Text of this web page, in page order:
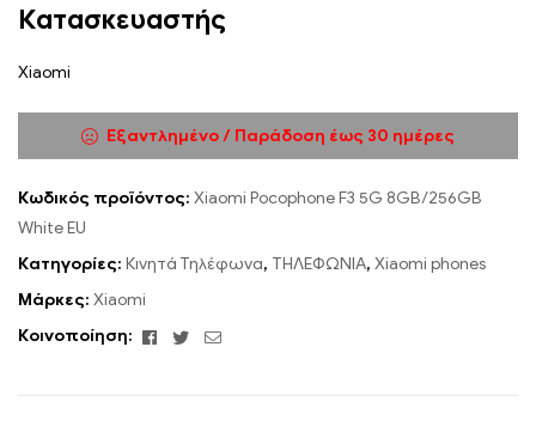
Κατασκευαστής
Xiaomi
Εξαντλημένο / Παράδοση έως 30 ημέρες
Κωδικός προϊόντος: Xiaomi Pocophone F3 5G 8GB/256GB
White EU
Κατηγορίες: Κινητά Τηλέφωνα, ΤΗΛΕΦΩΝΙΑ, Xiaomi phones
Μάρκες: Xiaomi
Κοινοποίηση:
Facebook
TwitterEmail